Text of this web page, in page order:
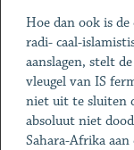
Hoe dan ook is
radi- caal-
aanslagen, stelt
vleugel van IS
niet uit te sluiten
absoluut niet
Sahara-Afrika